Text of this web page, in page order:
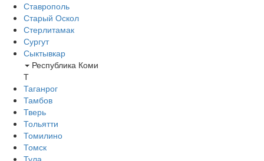
Ставрополь
Старый Оскол
Стерлитамак
Сургут
Сыктывкар
Республика Коми
Т
Таганрог
Тамбов
Тверь
Тольятти
Томилино
Томск
Тула